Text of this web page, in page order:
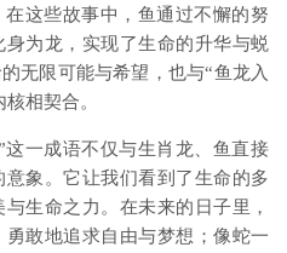
这些故事中，鱼通过不懈的努
为龙，实现了生命的升华与蜕
无限可能与希望，也与“鱼龙入
相契合。
一成语不仅与生肖龙、鱼直接
象。它让我们看到了生命的多
生命之力。在未来的日子里，
敢地追求自由与梦想；像蛇一